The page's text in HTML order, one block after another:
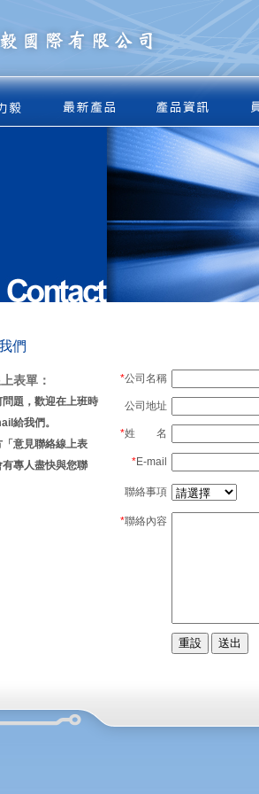
們
表單：
題，歡迎在上班時
給我們。
意見聯絡線上表
專人盡快與您聯
*公司名稱
公司地址
*姓 名
*E-mail
聯絡事項
*聯絡內容